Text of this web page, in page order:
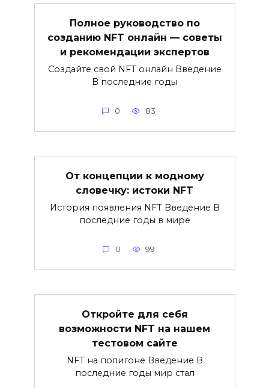
Полное руководство по
созданию NFT онлайн — советы
и рекомендации экспертов
Создайте свой NFT онлайн Введение
В последние годы
0 83
От концепции к модному
словечку: истоки NFT
История появления NFT Введение В
последние годы в мире
0 99
Откройте для себя
возможности NFT на нашем
тестовом сайте
NFT на полигоне Введение В
последние годы мир стал